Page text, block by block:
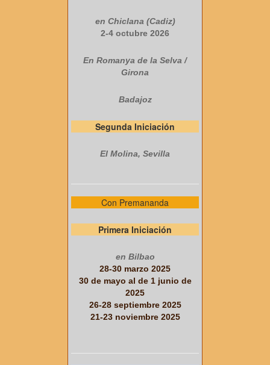
en Chiclana (Cadiz)
2-4 octubre 2026
En Romanya de la Selva /
Girona
Badajoz
Segunda Iniciación
El Molina, Sevilla
Con Premananda
Primera Iniciación
en Bilbao
28-30 marzo 2025
30 de mayo al de 1 junio de
2025
26-28 septiembre 2025
21-23 noviembre 2025